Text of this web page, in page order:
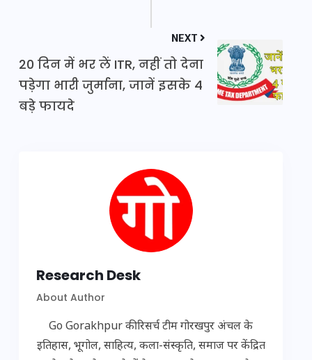
NEXT
20 दिन में भर लें ITR, नहीं तो देना
पड़ेगा भारी जुर्माना, जानें इसके 4
बड़े फायदे
Research Desk
About Author
Go Gorakhpur की रिसर्च टीम गोरखपुर अंचल के
इतिहास, भूगोल, साहित्य, कला-संस्कृति, समाज पर केंद्रित